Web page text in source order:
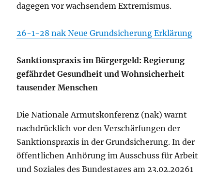
dagegen vor wachsendem Extremismus.
26-1-28 nak Neue Grundsicherung Erklärung
Sanktionspraxis im Bürgergeld: Regierung
gefährdet Gesundheit und Wohnsicherheit
tausender Menschen
Die Nationale Armutskonferenz (nak) warnt
nachdrücklich vor den Verschärfungen der
Sanktionspraxis in der Grundsicherung. In der
öffentlichen Anhörung im Ausschuss für Arbeit
und Soziales des Bundestages am 23.02.20261